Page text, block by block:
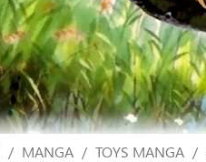
MANGA TOYS MANGA